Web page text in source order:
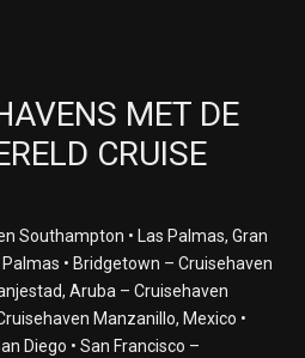
MET DE
CRUISE
Southampton • Las Palmas, Gran
• Bridgetown – Cruisehaven
Aruba – Cruisehaven
Manzanillo, Mexico •
Diego • San Francisco –